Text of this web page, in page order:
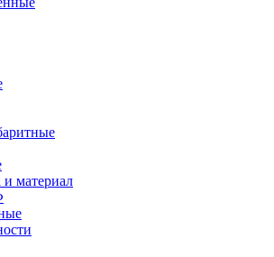
и материал